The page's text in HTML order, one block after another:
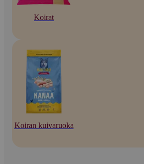
Koirat
Koiran kuivaruoka